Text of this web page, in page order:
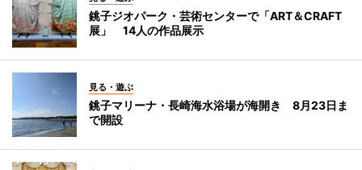
銚子ジオパーク・芸術センターで「ART＆CRAFT
展」 14人の作品展示
見る・遊ぶ
銚子マリーナ・長崎海水浴場が海開き 8月23日ま
で開設